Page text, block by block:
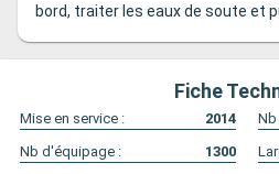
bord, traiter les eaux de soute et
Fiche
Mise en service : 2014
Nb d'équipage :
1300